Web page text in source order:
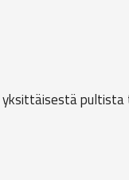
yksittäisestä pultista